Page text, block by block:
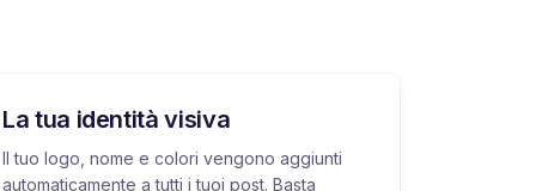
La tua identità visiva
Il tuo logo, nome e colori vengono aggiunti
automaticamente a tutti i tuoi post. Basta